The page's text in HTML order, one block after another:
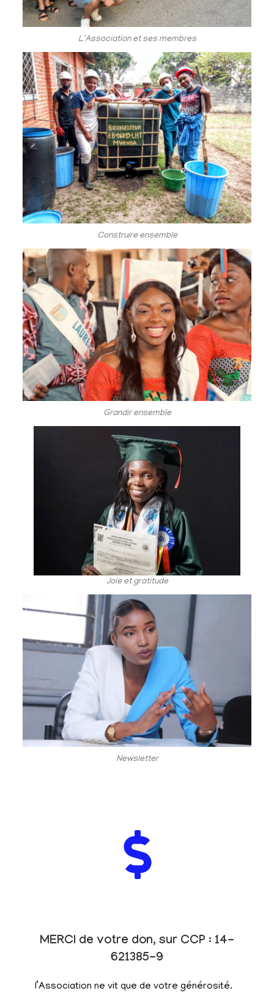
L'Association et ses membres
Construire ensemble
Grandir ensemble
Joie et gratitude
Newsletter
MERCI de votre don, sur CCP : 14-
621385-9
l’Association ne vit que de votre générosité.